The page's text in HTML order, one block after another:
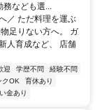
なども選...
／ ただ料理を運ぶ
足りない方へ。 ガ
人育成など、 店舗
迎 学歴不問
経験不問
クOK
育休あり
金あり